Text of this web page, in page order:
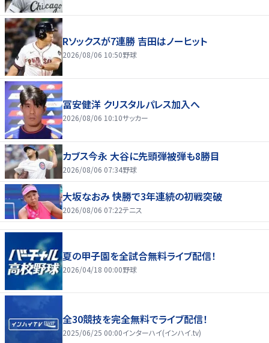
Rソックスが7連勝 吉田はノーヒット
2026/08/06 10:50野球
冨安健洋 クリスタルパレス加入へ
2026/08/06 10:10サッカー
カブス今永 大谷に先頭弾被弾も8勝目
2026/08/06 07:34野球
大坂なおみ 快勝で3年連続の初戦突破
2026/08/06 07:22テニス
夏の甲子園を全試合無料ライブ配信！
2026/04/18 00:00野球
全30競技を完全無料でライブ配信！
2025/06/25 00:00インターハイ(インハイ.tv)